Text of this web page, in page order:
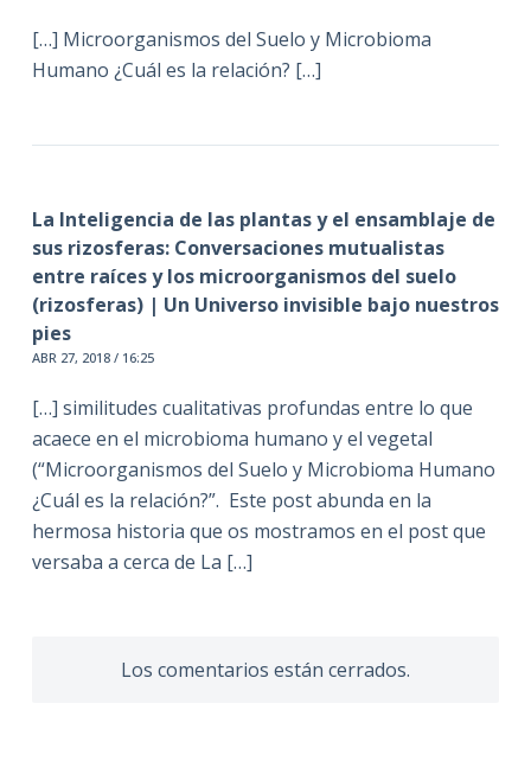
[…] Microorganismos del Suelo y Microbioma
Humano ¿Cuál es la relación? […]
La Inteligencia de las plantas y el ensamblaje de
sus rizosferas: Conversaciones mutualistas
entre raíces y los microorganismos del suelo
(rizosferas) | Un Universo invisible bajo nuestros
pies
ABR 27, 2018 / 16:25
[…] similitudes cualitativas profundas entre lo que
acaece en el microbioma humano y el vegetal
(“Microorganismos del Suelo y Microbioma Humano
¿Cuál es la relación?”. Este post abunda en la
hermosa historia que os mostramos en el post que
versaba a cerca de La […]
Los comentarios están cerrados.